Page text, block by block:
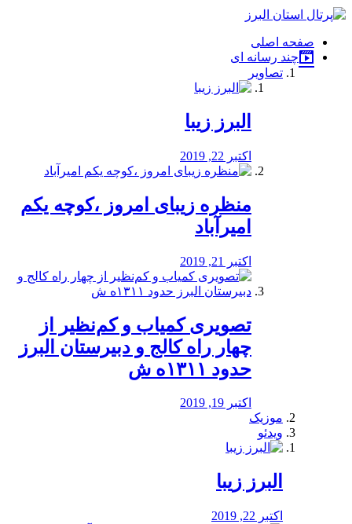
فصد
شرق
تهران
خشکشویی
صفحه اصلی
چند رسانه ای
تصاویر
البرز زیبا
اکتبر 22, 2019
منظره‌‌ زیبای امروز ،کوچه یکم
امیرآباد
اکتبر 21, 2019
️تصویری کمیاب و کم‌نظیر از
چهار راه كالج و دبيرستان البرز
حدود ۱۳۱۱ه ش
اکتبر 19, 2019
موزیک
ویدئو
البرز زیبا
اکتبر 22, 2019